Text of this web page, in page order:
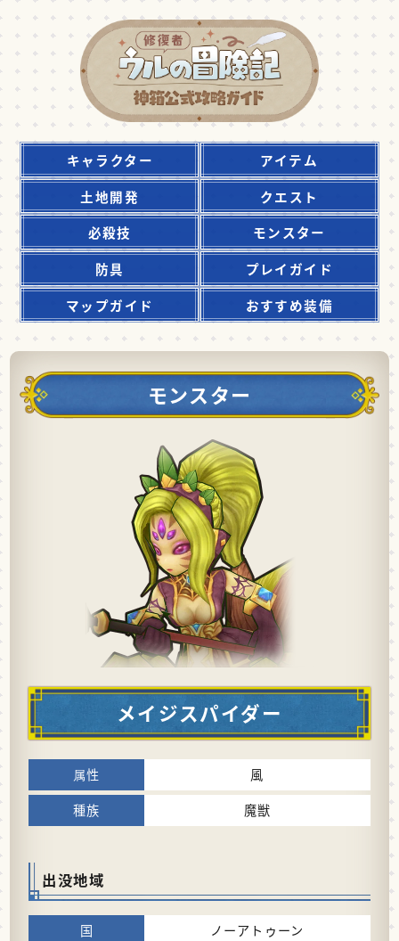
キャラクター
アイテム
土地開発
クエスト
必殺技
モンスター
防具
プレイガイド
マップガイド
おすすめ装備
モンスター
メイジスパイダー
風
魔獣
出没地域
ノーアトゥーン